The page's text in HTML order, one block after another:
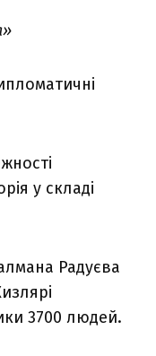
у складі
Радуєва
3700 людей.